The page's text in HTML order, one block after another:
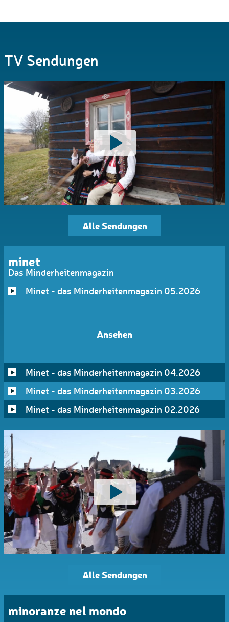
TV Sendungen
Alle Sendungen
minet
Das Minderheitenmagazin
Minet - das Minderheitenmagazin 05.2026
Ansehen
Minet - das Minderheitenmagazin 04.2026
Minet - das Minderheitenmagazin 03.2026
Minet - das Minderheitenmagazin 02.2026
Alle Sendungen
minoranze nel mondo